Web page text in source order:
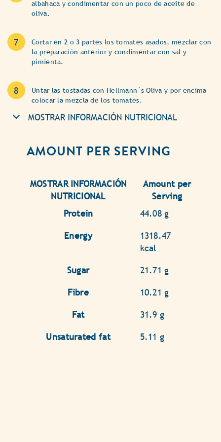
albahaca y condimentar con un poco de aceite de
oliva.
Cortar en 2 o 3 partes los tomates asados, mezclar con
la preparación anterior y condimentar con sal y
pimienta.
Untar las tostadas con Hellmann´s Oliva y por encima
colocar la mezcla de los tomates.
MOSTRAR INFORMACIÓN NUTRICIONAL
AMOUNT PER SERVING
MOSTRAR INFORMACIÓN
NUTRICIONAL
Amount per
Serving
Protein
44.08 g
Energy
1318.47
kcal
Sugar 21.71 g
Fibre 10.21 g
Fat 31.9 g
Unsaturated fat 5.11 g